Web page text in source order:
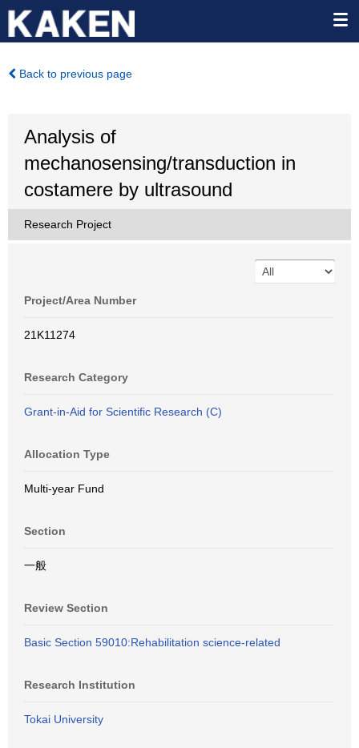
Back to previous page
Analysis of
mechanosensing/transduction in
costamere by ultrasound
Research Project
Project/Area Number
21K11274
Research Category
Grant-in-Aid for Scientific Research (C)
Allocation Type
Multi-year Fund
Section
一般
Review Section
Basic Section 59010:Rehabilitation science-related
Research Institution
Tokai University